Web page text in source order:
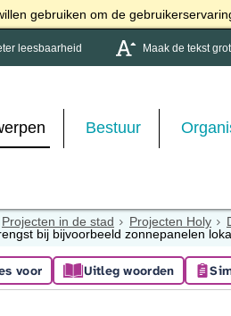
gebruiken om de
leesbaarheid Maak de tekst
Bestuur
Projecten in de stad Projecten Holy
bij bijvoorbeeld zonnepanelen
voor Uitleg woorden